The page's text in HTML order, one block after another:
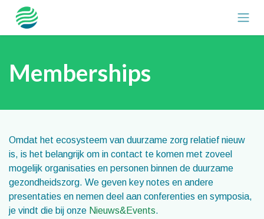
Overslaan naar inhoud
Memberships
Omdat het ecosysteem van duurzame zorg relatief nieuw
is, is het belangrijk om in contact te komen met zoveel
mogelijk organisaties en personen binnen de duurzame
gezondheidszorg. We geven key notes en andere
presentaties en nemen deel aan conferenties en symposia,
je vindt die bij onze Nieuws&Events.